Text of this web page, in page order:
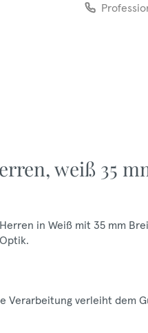
weiß 35
in Weiß mit 35 mm
Verarbeitung verleiht dem